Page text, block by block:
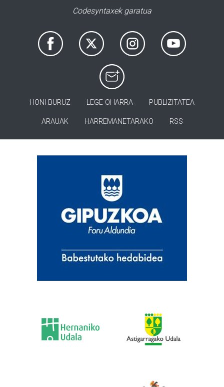
Codesyntaxek garatua
HONI BURUZ LEGE OHARRA PUBLIZITATEA
ARAUAK HARREMANETARAKO RSS